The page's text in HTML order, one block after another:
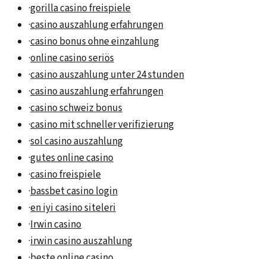
·gorilla casino freispiele
·casino auszahlung erfahrungen
·casino bonus ohne einzahlung
·online casino seriös
·casino auszahlung unter 24 stunden
·casino auszahlung erfahrungen
·casino schweiz bonus
·casino mit schneller verifizierung
·sol casino auszahlung
·gutes online casino
·casino freispiele
·bassbet casino login
·en iyi casino siteleri
·Irwin casino
·irwin casino auszahlung